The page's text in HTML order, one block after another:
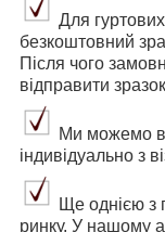
Для
безкоштовний
Після чого
відправити
Ми можемо
індивідуально з
Ще однією з
ринку. У нашому